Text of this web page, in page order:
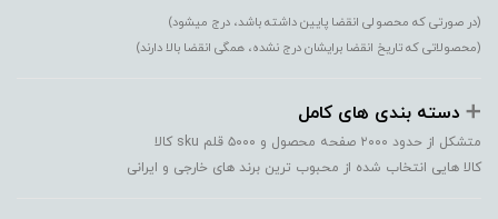
(در صورتی که محصولی انقضا پایین داشته باشد، درج میشود)
(محصولاتی که تاریخ انقضا برایشان درج نشده، همگی انقضا بالا دارند)
➕️ دسته بندی های کامل
متشکل از حدود ۲۰۰۰ صفحه محصول و ۵۰۰۰ قلم sku کالا
کالا هایی انتخاب شده از محبوب ترین برند های خارجی و ایرانی